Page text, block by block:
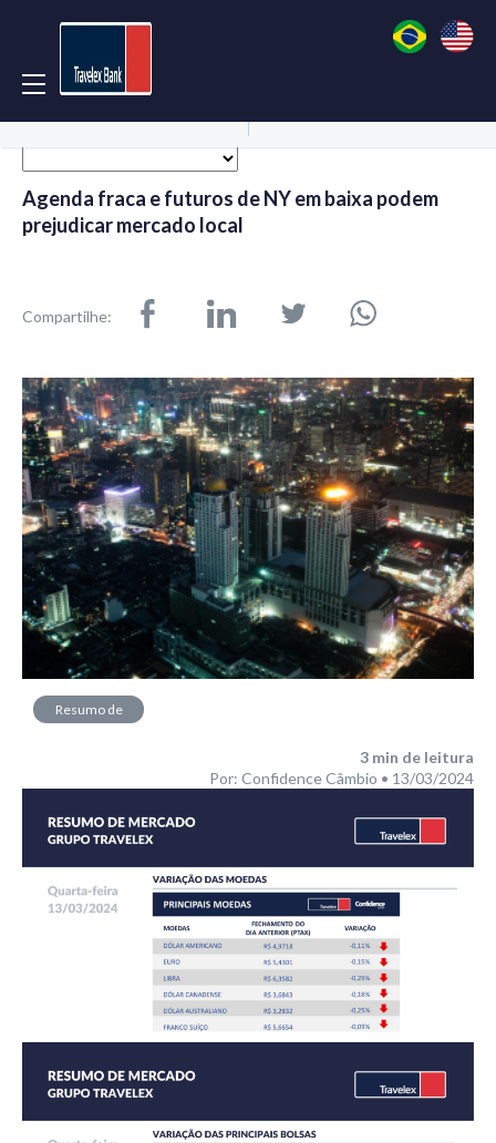
Agenda fraca e futuros de NY em baixa podem
prejudicar mercado local
Compartilhe:
Resumo de
3 min de leitura
Por: Confidence Câmbio • 13/03/2024